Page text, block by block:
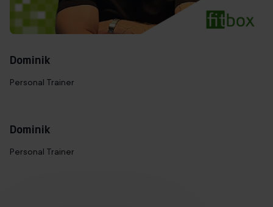
Dominik
Personal Trainer
Dominik
Personal Trainer